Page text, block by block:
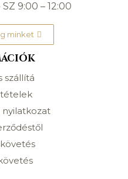
SZ 9:00 – 12:00
minket
szállítá